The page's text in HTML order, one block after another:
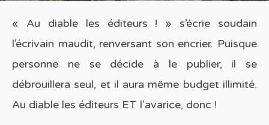
« Au diable les éditeurs ! » s’écrie soudain
l’écrivain maudit, renversant son encrier. Puisque
personne ne se décide à le publier, il se
débrouillera seul, et il aura même budget illimité.
Au diable les éditeurs ET l’avarice, donc !